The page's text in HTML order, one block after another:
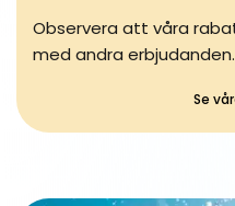
Observera att våra
med andra erbjudanden.
Se